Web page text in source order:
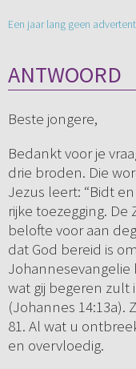
Een jaar lang geen
ANTWOORD
Beste jongere,
Bedankt voor je
drie broden. Die
Jezus leert: “Bidt
rijke toezegging.
belofte voor aan
dat God bereid is
Johannesevangelie
wat gij begeren zult
(Johannes 14:13a).
81. Al wat u
en overvloedig.